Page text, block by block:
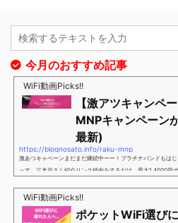
今月のおすすめ記事
WiFi動画Picks!!
【激アツキャンペ
MNPキャンペーン
最新)
https://blognosato.info/raku-mnp
激あつキャペーンまだまだ継続中ーー！プラチナバンドもは
っす。三木谷さん紹介リンク経由をするだけ。最大1,4000
谷さんキャンペーン／2回線目以降でもOK再契約でもでもOK
け」とも思えるポイントばら撒きキャンペーンを発動してき
別招待ページから楽天モバイ...
WiFi動画Picks!!
ポケットWiFi選び